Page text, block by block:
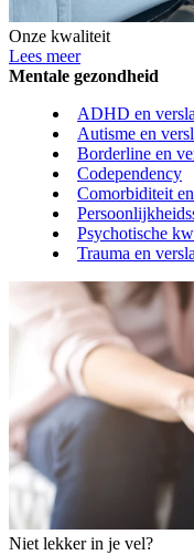
Onze kwaliteit
Lees meer
Mentale gezondheid
ADHD en
Autisme en
Borderline en
Codependency
Comorbiditeit
Psychotische
Trauma en
Niet lekker in je vel?